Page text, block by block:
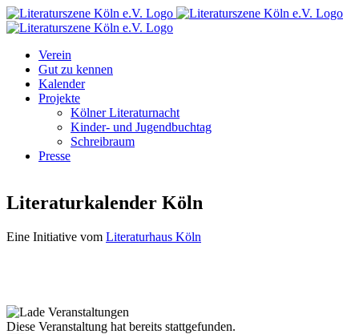
Zum
Inhalt
Facebook
Instagram
E-
Mail
Verein
Gut zu kennen
Kalender
Projekte
Kölner Literaturnacht
Kinder- und Jugendbuchtag
Schreibraum
Presse
Literaturkalender Köln
Eine Initiative vom Literaturhaus Köln
Diese Veranstaltung hat bereits stattgefunden.